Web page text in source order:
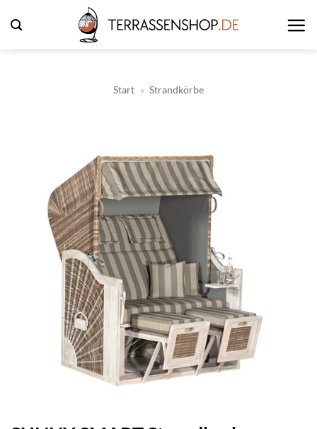
Inhalt
springen
Start » Strandkörbe